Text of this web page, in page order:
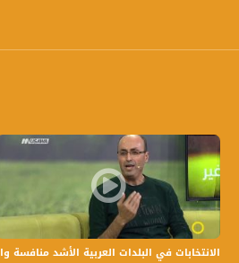
الانتخابات في البلدات العربية الأشد منافسة والأقل منافسة ج1،نظير